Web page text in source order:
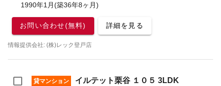
1990年1月(築36年8ヶ月)
お問い合わせ(無料) 詳細を見る
情報提供会社: (株)レック登戸店
貸マンション イルテット栗谷 １０５ 3LDK